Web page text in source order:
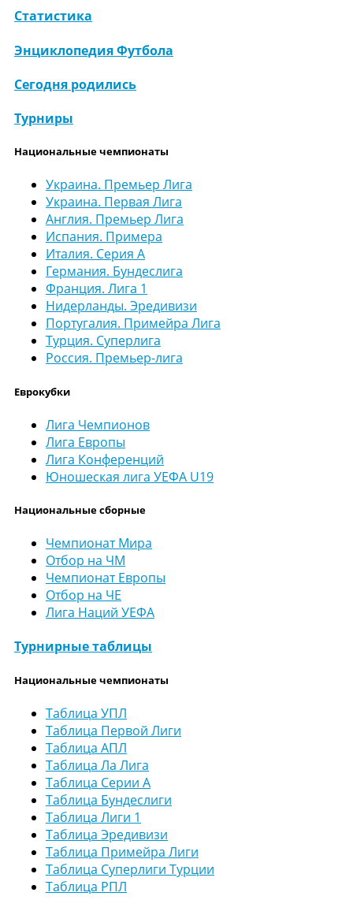
Статистика
Энциклопедия Футбола
Сегодня родились
Турниры
Национальные чемпионаты
Украина. Премьер Лига
Украина. Первая Лига
Англия. Премьер Лига
Испания. Примера
Италия. Серия А
Германия. Бундеслига
Франция. Лига 1
Нидерланды. Эредивизи
Португалия. Примейра Лига
Турция. Суперлига
Россия. Премьер-лига
Еврокубки
Лига Чемпионов
Лига Европы
Лига Конференций
Юношеская лига УЕФА U19
Национальные сборные
Чемпионат Мира
Отбор на ЧМ
Чемпионат Европы
Отбор на ЧЕ
Лига Наций УЕФА
Турнирные таблицы
Национальные чемпионаты
Таблица УПЛ
Таблица Первой Лиги
Таблица АПЛ
Таблица Ла Лига
Таблица Серии А
Таблица Бундеслиги
Таблица Лиги 1
Таблица Эредивизи
Таблица Примейра Лиги
Таблица Суперлиги Турции
Таблица РПЛ